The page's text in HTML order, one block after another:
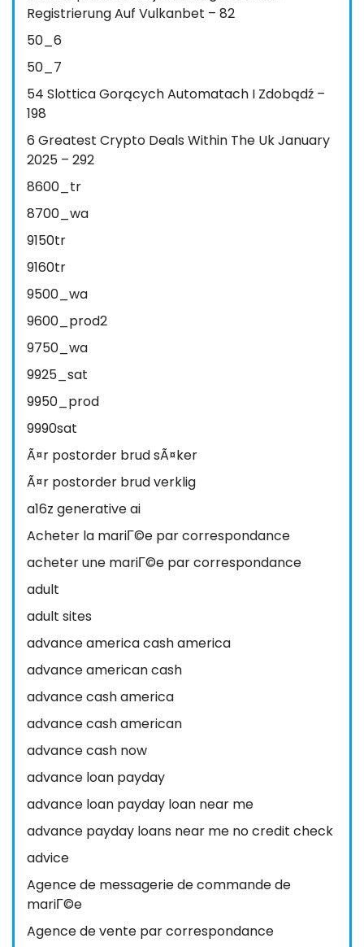
Registrierung Auf Vulkanbet – 82
50_6
50_7
54 Slottica Gorących Automatach I Zdobądź –
198
6 Greatest Crypto Deals Within The Uk January
2025 – 292
8600_tr
8700_wa
9150tr
9160tr
9500_wa
9600_prod2
9750_wa
9925_sat
9950_prod
9990sat
Ã¤r postorder brud sÃ¤ker
Ã¤r postorder brud verklig
a16z generative ai
Acheter la mariГ©e par correspondance
acheter une mariГ©e par correspondance
adult
adult sites
advance america cash america
advance american cash
advance cash america
advance cash american
advance cash now
advance loan payday
advance loan payday loan near me
advance payday loans near me no credit check
advice
Agence de messagerie de commande de
mariГ©e
Agence de vente par correspondance